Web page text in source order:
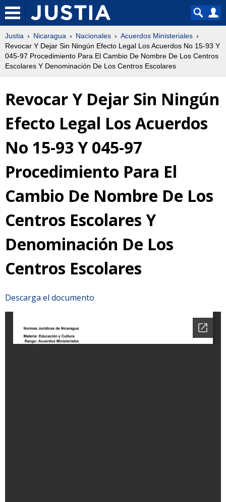
Justia Nicaragua Nacionales
Acuerdos Ministeriales
Revocar Y Dejar Sin Ningún Efecto Legal Los Acuerdos No 15-93 Y
045-97 Procedimiento Para El Cambio De Nombre De Los Centros
Escolares Y Denominación De Los Centros Escolares
Revocar Y Dejar Sin Ningún
Efecto Legal Los Acuerdos
No 15-93 Y 045-97
Procedimiento Para El
Cambio De Nombre De Los
Centros Escolares Y
Denominación De Los
Centros Escolares
Descarga el documento